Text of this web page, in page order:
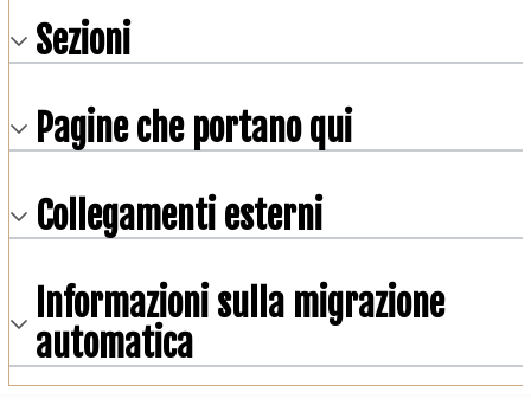
Sezioni
Pagine che portano qui
Collegamenti esterni
Informazioni sulla migrazione
automatica